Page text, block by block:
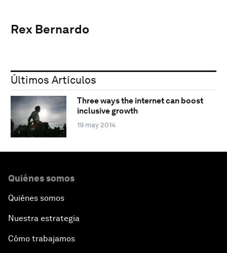
Rex Bernardo
Últimos Artículos
Three ways the internet can boost
inclusive growth
19 may 2014
Quiénes somos
Quiénes somos
Nuestra estrategia
Cómo trabajamos